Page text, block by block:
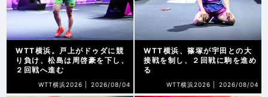
WTT横浜。戸上がドゥダに競
り負け、松島は周啓豪を下し、
２回戦へ進む
WTT横浜2026 | 2026/08/04
WTT横浜、篠塚が宇田との大
接戦を制し、２回戦に駒を進め
る
WTT横浜2026 | 2026/08/04